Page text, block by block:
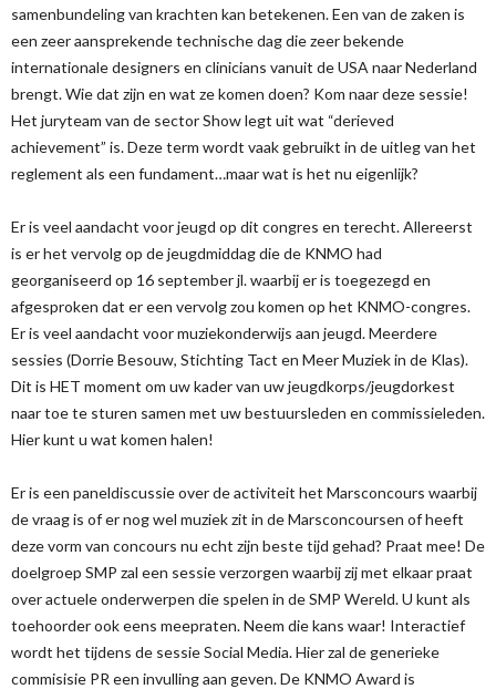
samenbundeling van krachten kan betekenen. Een van de zaken is
een zeer aansprekende technische dag die zeer bekende
internationale designers en clinicians vanuit de USA naar Nederland
brengt. Wie dat zijn en wat ze komen doen? Kom naar deze sessie!
Het juryteam van de sector Show legt uit wat “derieved
achievement” is. Deze term wordt vaak gebruikt in de uitleg van het
reglement als een fundament…maar wat is het nu eigenlijk?
Er is veel aandacht voor jeugd op dit congres en terecht. Allereerst
is er het vervolg op de jeugdmiddag die de KNMO had
georganiseerd op 16 september jl. waarbij er is toegezegd en
afgesproken dat er een vervolg zou komen op het KNMO-congres.
Er is veel aandacht voor muziekonderwijs aan jeugd. Meerdere
sessies (Dorrie Besouw, Stichting Tact en Meer Muziek in de Klas).
Dit is HET moment om uw kader van uw jeugdkorps/jeugdorkest
naar toe te sturen samen met uw bestuursleden en commissieleden.
Hier kunt u wat komen halen!
Er is een paneldiscussie over de activiteit het Marsconcours waarbij
de vraag is of er nog wel muziek zit in de Marsconcoursen of heeft
deze vorm van concours nu echt zijn beste tijd gehad? Praat mee! De
doelgroep SMP zal een sessie verzorgen waarbij zij met elkaar praat
over actuele onderwerpen die spelen in de SMP Wereld. U kunt als
toehoorder ook eens meepraten. Neem die kans waar! Interactief
wordt het tijdens de sessie Social Media. Hier zal de generieke
commisisie PR een invulling aan geven. De KNMO Award is